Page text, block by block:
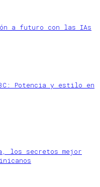
a futuro con las IAs
Potencia y estilo en
los secretos mejor